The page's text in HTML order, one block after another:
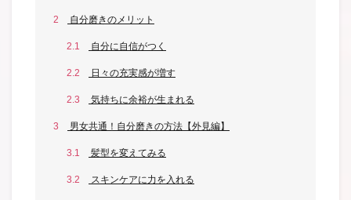
2 自分磨きのメリット
2.1 自分に自信がつく
2.2 日々の充実感が増す
2.3 気持ちに余裕が生まれる
3 男女共通！自分磨きの方法【外見編】
3.1 髪型を変えてみる
3.2 スキンケアに力を入れる